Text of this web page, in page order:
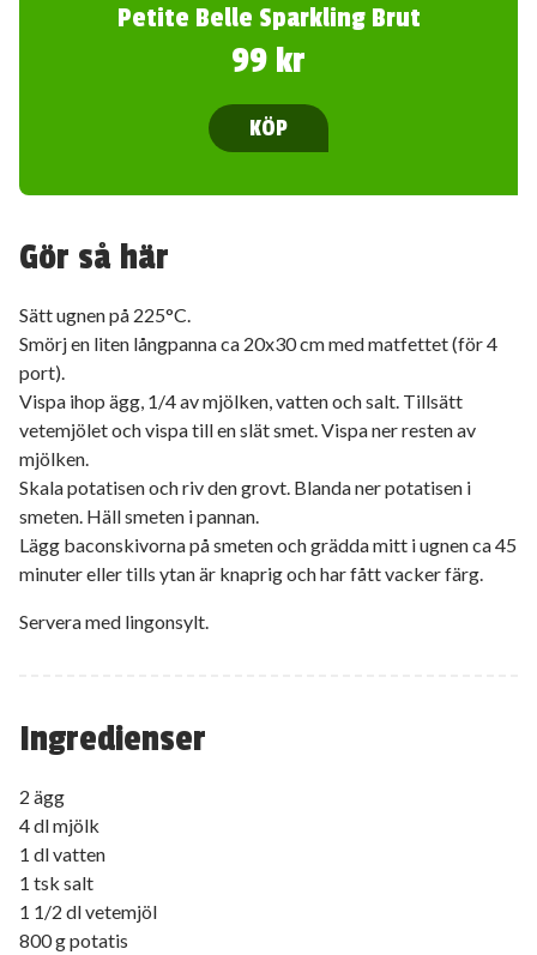
Ingredienser
2 ägg
4 dl mjölk
1 dl vatten
1 tsk salt
1 1/2 dl vetemjöl
800 g potatis
Petite Belle Sparkling Brut
99 kr
KÖP
Gör så här
Sätt ugnen på 225°C.
Smörj en liten långpanna ca 20x30 cm med matfettet (för 4
port).
Vispa ihop ägg, 1/4 av mjölken, vatten och salt. Tillsätt
vetemjölet och vispa till en slät smet. Vispa ner resten av
mjölken.
Skala potatisen och riv den grovt. Blanda ner potatisen i
smeten. Häll smeten i pannan.
Lägg baconskivorna på smeten och grädda mitt i ugnen ca 45
minuter eller tills ytan är knaprig och har fått vacker färg.
Servera med lingonsylt.